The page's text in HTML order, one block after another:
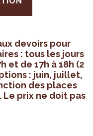
devoirs pour
: tous les jours
et de 17h à 18h (2
: juin, juillet,
des places
Le prix ne doit pas